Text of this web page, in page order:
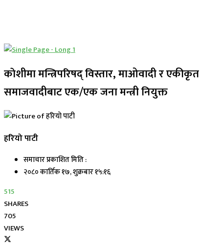
काेशीमा मन्त्रिपरिषद् विस्तार, माओवादी र एकीकृत
समाजवादीबाट एक/एक जना मन्त्री नियुक्त
हरियो पाटी
समाचार प्रकाशित मिति :
२०८० कार्तिक १७, शुक्रबार १५:१६
515
SHARES
705
VIEWS